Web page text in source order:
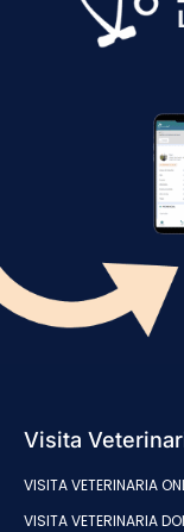
Visita
VISITA VETERINARIA
VISITA VETERINARIA